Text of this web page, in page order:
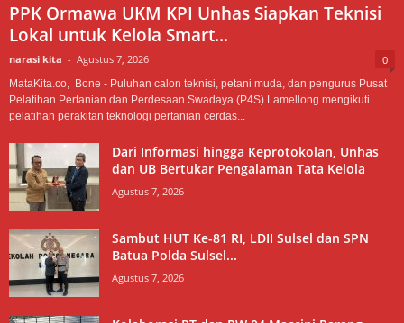
PPK Ormawa UKM KPI Unhas Siapkan Teknisi
Lokal untuk Kelola Smart...
narasi kita - Agustus 7, 2026 0
MataKita.co, Bone - Puluhan calon teknisi, petani muda, dan pengurus Pusat
Pelatihan Pertanian dan Perdesaan Swadaya (P4S) Lamellong mengikuti
pelatihan perakitan teknologi pertanian cerdas...
Dari Informasi hingga Keprotokolan, Unhas
dan UB Bertukar Pengalaman Tata Kelola
Agustus 7, 2026
Sambut HUT Ke-81 RI, LDII Sulsel dan SPN
Batua Polda Sulsel...
Agustus 7, 2026